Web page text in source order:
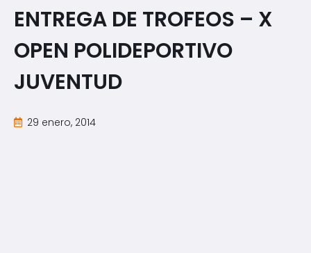
ENTREGA DE TROFEOS – X
OPEN POLIDEPORTIVO
JUVENTUD
29 enero, 2014